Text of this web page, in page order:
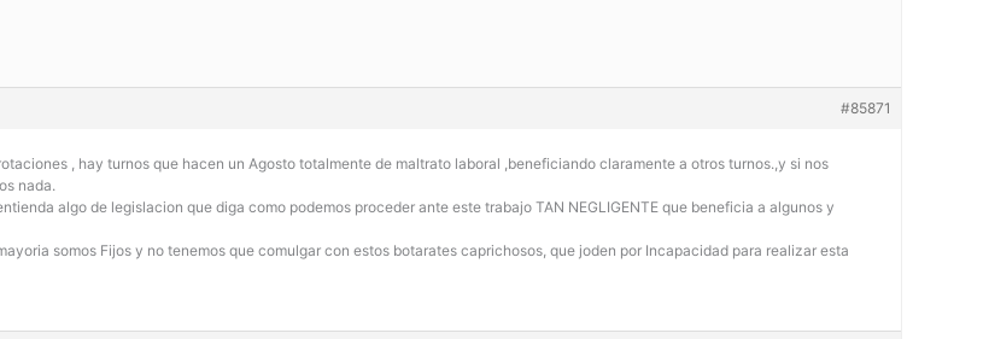
#85871
, hay turnos que hacen un Agosto totalmente de maltrato laboral ,beneficiando claramente a otros turnos.,y si nos
nada.
algo de legislacion que diga como podemos proceder ante este trabajo TAN NEGLIGENTE que beneficia a algunos y
somos Fijos y no tenemos que comulgar con estos botarates caprichosos, que joden por Incapacidad para realizar esta